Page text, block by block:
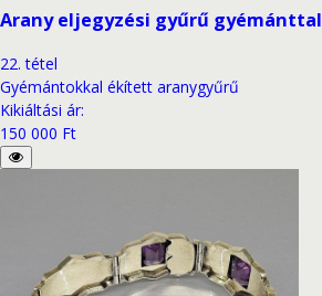
Arany eljegyzési gyűrű gyémánttal
22. tétel
Gyémántokkal ékített aranygyűrű
Kikiáltási ár:
150 000 Ft